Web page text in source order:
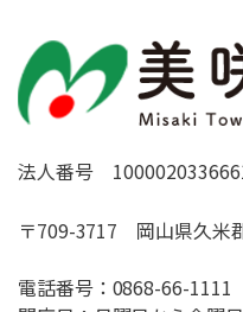
法人番号
〒709-3717 岡山県久米
電話番号： 0868-66-1111